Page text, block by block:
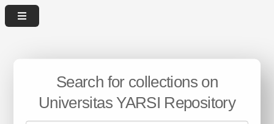
Search for collections on
Universitas YARSI Repository